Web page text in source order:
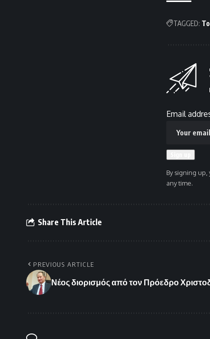
TAGGED:
Email
By signing
any time.
Share This Article
PREVIOUS ARTICLE
Νέος διορισμός από τον Πρόεδρο